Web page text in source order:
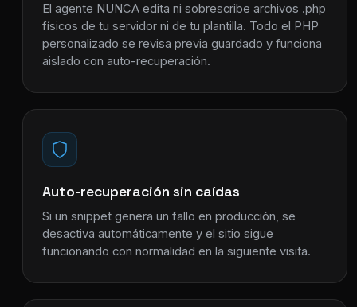
El agente NUNCA edita ni sobrescribe archivos .php
físicos de tu servidor ni de tu plantilla. Todo el PHP
personalizado se revisa previa guardado y funciona
aislado con auto-recuperación.
Auto-recuperación sin caídas
Si un snippet genera un fallo en producción, se
desactiva automáticamente y el sitio sigue
funcionando con normalidad en la siguiente visita.